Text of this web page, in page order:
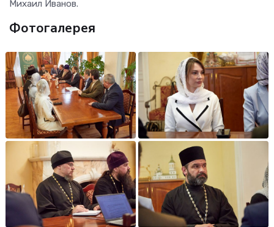
Михаил Иванов.
Фотогалерея